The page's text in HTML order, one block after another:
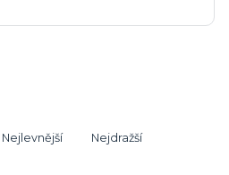
Nejlevnější Nejdražší